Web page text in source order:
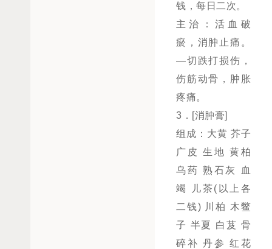
钱，每日二次。
主治：活血破
瘀，消肿止痛。
—切跌打损伤，
伤筋动骨，肿胀
疼痛。
3．[消肿膏]
组成：大黄 芥子
广皮 生地 黄柏
乌药 熟石灰 血
竭 儿茶(以上各
二钱) 川柏 木鳖
子 半夏 白芨 骨
碎补 丹参 红花